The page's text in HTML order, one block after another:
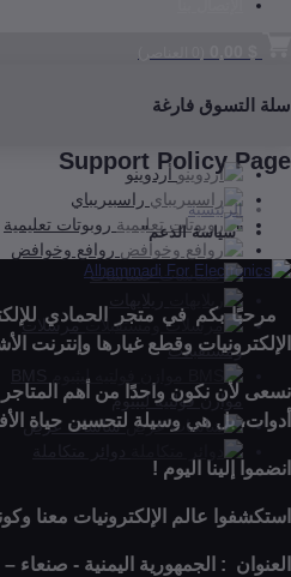
سلة التسوق فارغة
أردوينو
راسبيريباي
روبوتات تعليمية
روافع وخوافض
حساسات
مرسلات
ومستقبلات
موازن فولتيه ليثيوم
شاشات عرض
Support Policy Page
الرئيسية
"سياسة الدعم"
الإلكترونيات وقطع غيارها وإنترنت
نسعى لأن نكون واحدًا من أهم المتاجر
أدوات، بل هي وسيلة لتحسين حياة
انضموا إلينا اليوم !
استكشفوا عالم الإلكترونيات معنا
العنوان : الجمهورية اليمنية - صنعاء